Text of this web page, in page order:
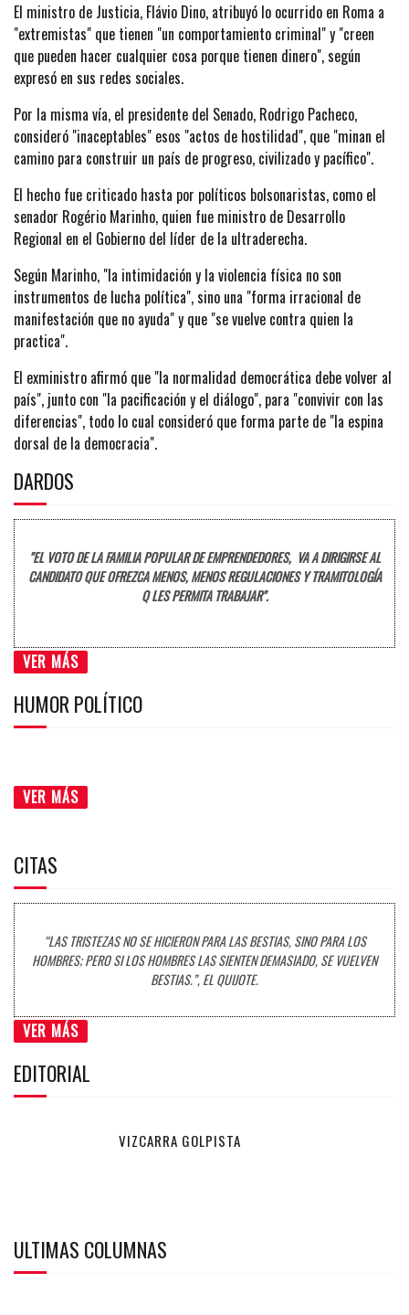
El ministro de Justicia, Flávio Dino, atribuyó lo ocurrido en Roma a
"extremistas" que tienen "un comportamiento criminal" y "creen
que pueden hacer cualquier cosa porque tienen dinero", según
expresó en sus redes sociales.
Por la misma vía, el presidente del Senado, Rodrigo Pacheco,
consideró "inaceptables" esos "actos de hostilidad", que "minan el
camino para construir un país de progreso, civilizado y pacífico".
El hecho fue criticado hasta por políticos bolsonaristas, como el
senador Rogério Marinho, quien fue ministro de Desarrollo
Regional en el Gobierno del líder de la ultraderecha.
Según Marinho, "la intimidación y la violencia física no son
instrumentos de lucha política", sino una "forma irracional de
manifestación que no ayuda" y que "se vuelve contra quien la
practica".
El exministro afirmó que "la normalidad democrática debe volver al
país", junto con "la pacificación y el diálogo", para "convivir con las
diferencias", todo lo cual consideró que forma parte de "la espina
dorsal de la democracia".
DARDOS
"EL VOTO DE LA FAMILIA POPULAR DE EMPRENDEDORES, VA A DIRIGIRSE AL
CANDIDATO QUE OFREZCA MENOS, MENOS REGULACIONES Y TRAMITOLOGÍA
Q LES PERMITA TRABAJAR".
VER MÁS
HUMOR POLÍTICO
VER MÁS
CITAS
“LAS TRISTEZAS NO SE HICIERON PARA LAS BESTIAS, SINO PARA LOS
HOMBRES; PERO SI LOS HOMBRES LAS SIENTEN DEMASIADO, SE VUELVEN
BESTIAS.”, EL QUIJOTE.
VER MÁS
EDITORIAL
VIZCARRA GOLPISTA
ULTIMAS COLUMNAS